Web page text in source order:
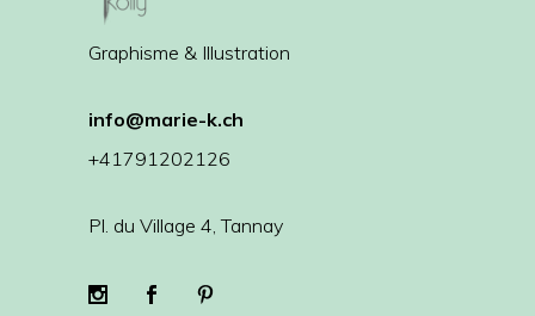
Graphisme & Illustration
info@marie-k.ch
+41791202126
Pl. du Village 4, Tannay